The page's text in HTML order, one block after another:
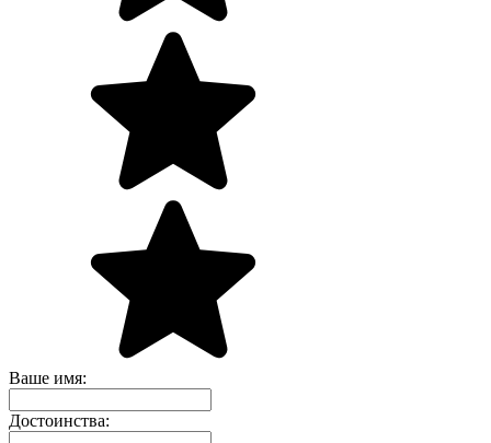
Ваше имя:
Достоинства: